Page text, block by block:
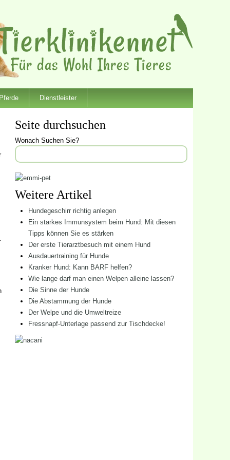
Dienstleister
Seite durchsuchen
Wonach Suchen Sie?
Weitere Artikel
Hundegeschirr richtig anlegen
Ein starkes Immunsystem beim Hund: Mit diesen
Tipps können Sie es stärken
Der erste Tierarztbesuch mit einem Hund
Ausdauertraining für Hunde
Kranker Hund: Kann BARF helfen?
Wie lange darf man einen Welpen alleine lassen?
Die Sinne der Hunde
Die Abstammung der Hunde
Der Welpe und die Umweltreize
Fressnapf-Unterlage passend zur Tischdecke!